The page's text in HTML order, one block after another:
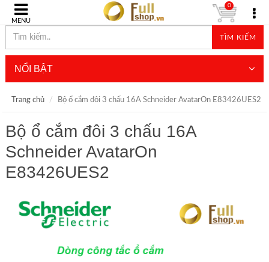
MENU
TÌM KIẾM
0
NỔI BẬT
Trang chủ Bộ ổ cắm đôi 3 chấu 16A Schneider AvatarOn E83426UES2
Bộ ổ cắm đôi 3 chấu 16A
Schneider AvatarOn
E83426UES2